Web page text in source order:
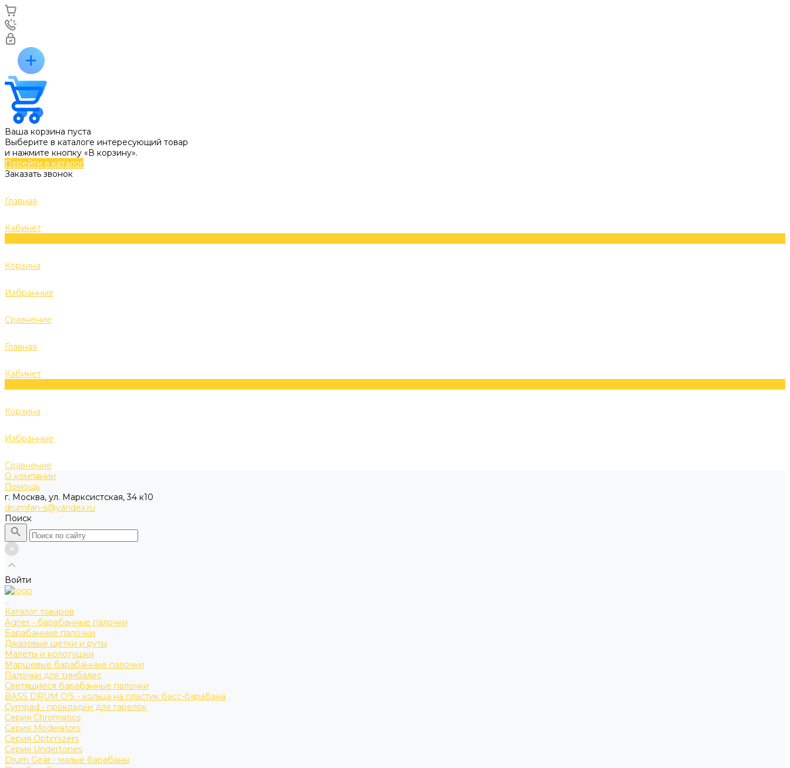
Ваша корзина пуста
Выберите в каталоге интересующий товар
и нажмите кнопку «В корзину».
Перейти в каталог
Заказать звонок
Главная
Кабинет
Корзина
Избранные
Сравнение
Главная
Кабинет
Корзина
Избранные
Сравнение
О компании
Помощь
г. Москва, ул. Марксистская, 34 к10
drumfan-s@yandex.ru
Поиск
Войти
...
Каталог товаров
Agner - барабанные палочки
Барабанные палочки
Джазовые щетки и руты
Малеты и колотушки
Маршевые барабанные палочки
Палочки для тимбалес
Светящиеся барабанные палочки
BASS DRUM O’S - кольца на пластик басс-барабана
Cympad - прокладки для тарелок
Серия Chromatics
Серия Moderators
Серия Optimizers
Серия Undertones
Drum Gear - малые барабаны